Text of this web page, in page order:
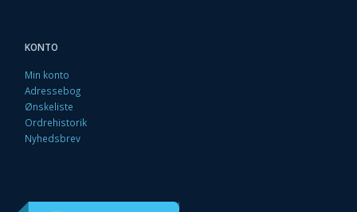
KONTO
Min konto
Adressebog
Ønskeliste
Ordrehistorik
Nyhedsbrev